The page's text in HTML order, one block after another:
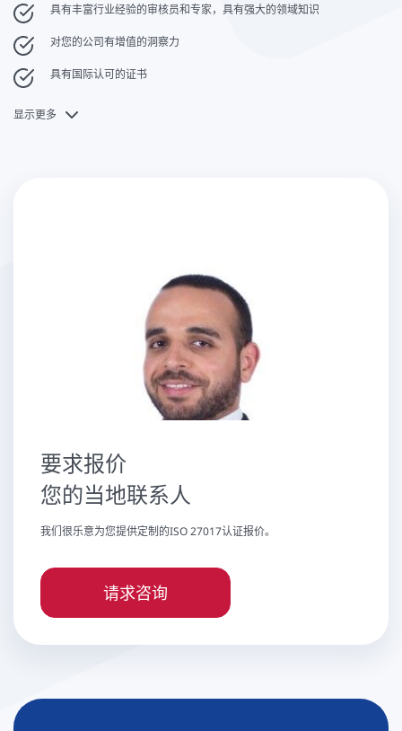
具有丰富行业经验的审核员和专家，具有强大的领域知识
对您的公司有增值的洞察力
具有国际认可的证书
所有相关标准的专业知识和认证
显示更多
要求报价
您的当地联系人
我们很乐意为您提供定制的ISO 27017认证报价。
请求咨询